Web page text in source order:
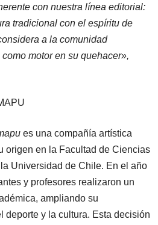
con nuestra línea editorial:
tradicional con el espíritu de
a la comunidad
motor en su quehacer»,
es una compañía artística
origen en la Facultad de Ciencias
Universidad de Chile. En el año
y profesores realizaron un
ampliando su
deporte y la cultura. Esta decisión